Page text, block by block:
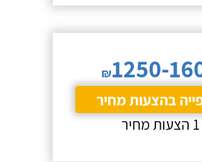
₪1250-
בהצעות מחיר
1 הצעות מחיר